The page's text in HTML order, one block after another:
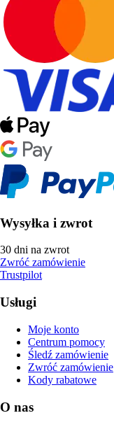
Wysyłka i zwrot
30 dni na zwrot
Zwróć zamówienie
Trustpilot
Usługi
Moje konto
Centrum pomocy
Śledź zamówienie
Zwróć zamówienie
Kody rabatowe
O nas